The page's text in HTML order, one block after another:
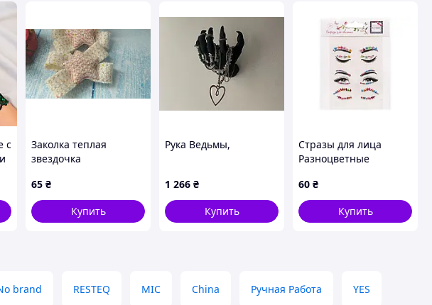
с
Заколка теплая
звездочка
65 ₴
Купить
Рука Ведьмы,
1 266 ₴
Купить
Стразы для лица
Разноцветные
LUKKY
60 ₴
Купить
brand RESTEQ MIC China Ручная Работа YES